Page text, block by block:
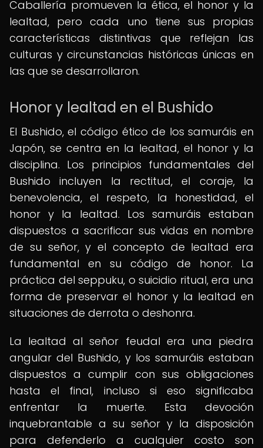
Caballería promueven la ética, el honor y la
lealtad, pero cada uno tiene sus propias
características distintivas que reflejan las
culturas y circunstancias históricas únicas en
las que se desarrollaron.
Honor y lealtad en el Bushido
El Bushido, el código ético de los samuráis en
Japón, se centra en la lealtad, el honor y la
disciplina. Los principios fundamentales del
Bushido incluyen la rectitud, el coraje, la
benevolencia, el respeto, la honestidad, el
honor y la lealtad. Los samuráis estaban
dispuestos a sacrificar sus vidas en nombre
de su señor, y el concepto de lealtad era
fundamental en su código de honor. La
práctica del seppuku, o suicidio ritual, era una
forma de preservar el honor y la lealtad en
situaciones de derrota o deshonra.
La lealtad al señor feudal era una piedra
angular del Bushido, y los samuráis estaban
dispuestos a cumplir con sus obligaciones
hasta el final, incluso si eso significaba
enfrentar la muerte. Esta devoción
inquebrantable a su señor y la disposición
para defenderlo a cualquier costo son